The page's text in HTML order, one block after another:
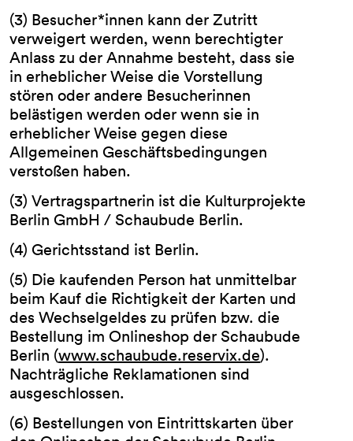
(3) Besucher*innen kann der Zutritt
verweigert werden, wenn berechtigter
Anlass zu der Annahme besteht, dass sie
in erheblicher Weise die Vorstellung
stören oder andere Besucherinnen
belästigen werden oder wenn sie in
erheblicher Weise gegen diese
Allgemeinen Geschäftsbedingungen
verstoßen haben.
(3) Vertragspartnerin ist die Kulturprojekte
Berlin GmbH / Schaubude Berlin.
(4) Gerichtsstand ist Berlin.
(5) Die kaufenden Person hat unmittelbar
beim Kauf die Richtigkeit der Karten und
des Wechselgeldes zu prüfen bzw. die
Bestellung im Onlineshop der Schaubude
Berlin (www.schaubude.reservix.de).
Nachträgliche Reklamationen sind
ausgeschlossen.
(6) Bestellungen von Eintrittskarten über